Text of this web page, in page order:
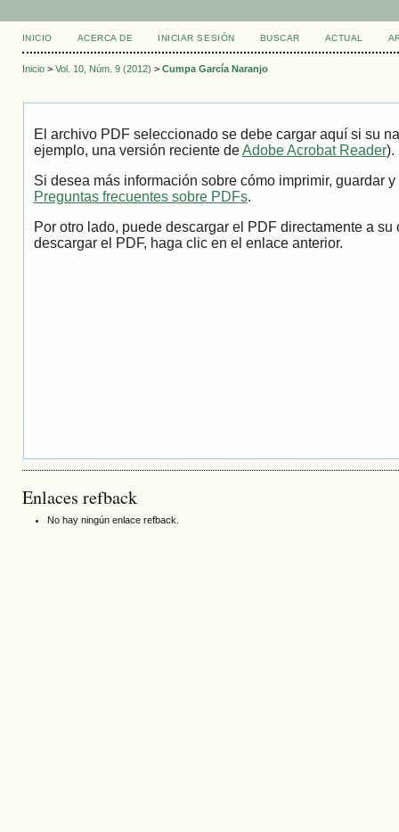
INICIO ACERCA DE INICIAR SESIÓN BUSCAR ACTUAL
Inicio> Vol. 10, Núm. 9 (2012) > Cumpa García Naranjo
El archivo PDF seleccionado se debe cargar aquí si su
ejemplo, una versión reciente deAdobe Acrobat Reader).
Si desea más información sobre cómo imprimir, guardar
Preguntas frecuentes sobre PDFs.
Por otro lado, puede descargar el PDF directamente a
descargar el PDF, haga clic en el enlace anterior.
Enlaces refback
No hay ningún enlace refback.